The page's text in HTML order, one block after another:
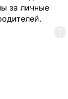
за личные